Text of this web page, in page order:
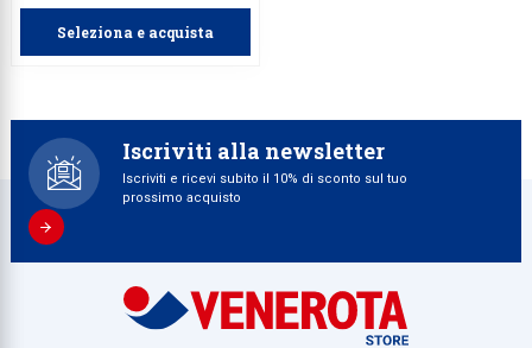
Seleziona e acquista
Iscriviti alla newsletter
Iscriviti e ricevi subito il 10% di sconto sul tuo
prossimo acquisto